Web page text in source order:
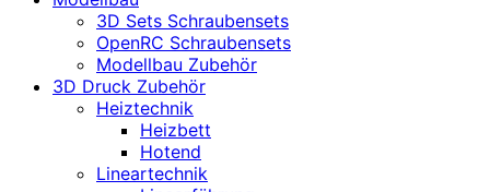
3D Sets Schraubensets
OpenRC Schraubensets
Modellbau Zubehör
3D Druck Zubehör
Heiztechnik
Heizbett
Hotend
Lineartechnik